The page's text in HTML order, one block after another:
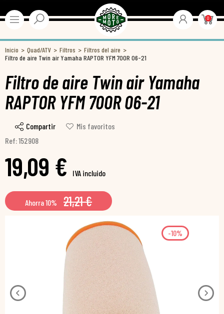
0
Inicio Quad/ATV Filtros
Filtros del aire
Filtro de aire Twin air Yamaha RAPTOR YFM 700R 06-21
Filtro de aire Twin air Yamaha
RAPTOR YFM 700R 06-21
Compartir
Mis favoritos
Ref: 152908
19,09 € IVA incluido
Ahorra 10% 21,21 €
-10%